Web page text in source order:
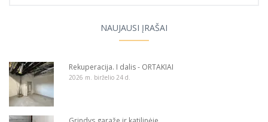
NAUJAUSI ĮRAŠAI
Rekuperacija. I dalis - ORTAKIAI
2026 m. birželio 24 d.